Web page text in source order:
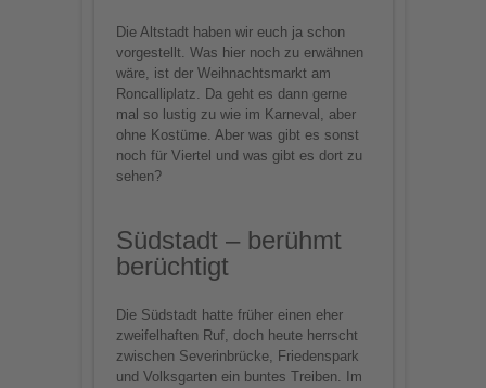
Die Altstadt haben wir euch ja schon
vorgestellt. Was hier noch zu erwähnen
wäre, ist der Weihnachtsmarkt am
Roncalliplatz. Da geht es dann gerne
mal so lustig zu wie im Karneval, aber
ohne Kostüme. Aber was gibt es sonst
noch für Viertel und was gibt es dort zu
sehen?
Südstadt – berühmt
berüchtigt
Die Südstadt hatte früher einen eher
zweifelhaften Ruf, doch heute herrscht
zwischen Severinbrücke, Friedenspark
und Volksgarten ein buntes Treiben. Im